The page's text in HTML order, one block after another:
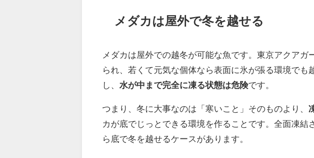
メダカは屋外で冬を越せる
メダカは屋外での越冬が可能な魚です。東京アクア
られ、若くて元気な個体なら表面に氷が張る環境でも
し、 水が中まで完全に凍る状態は危険です。
つまり、冬に大事なのは「寒いこと」そのものより、
カが底でじっとできる環境を作ることです。全面凍結
ら底で冬を越せるケースがあります。